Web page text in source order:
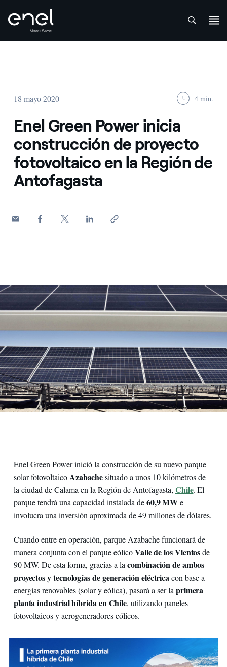
18 mayo 2020 4 min.
Enel Green Power inicia
construcción de proyecto
fotovoltaico en la Región de
Antofagasta
Impianto solare
Enel Green Power inició la construcción de su nuevo parque
solar fotovoltaicoAzabachesituado a unos 10 kilómetros de
la ciudad de Calama en la Región de Antofagasta, Chile. El
parque tendrá una capacidad instalada de60,9 MWe
involucra una inversión aproximada de 49 millones de dólares.
Cuando entre en operación, parque Azabache funcionará de
manera conjunta con el parque eólicoValle de los Vientosde
90 MW. De esta forma, gracias a la combinación de ambos
proyectos y tecnologías de generación eléctricacon base a
energías renovables (solar y eólica), pasará a ser la primera
planta industrial híbrida en Chile, utilizando paneles
fotovoltaicos y aerogeneradores eólicos.